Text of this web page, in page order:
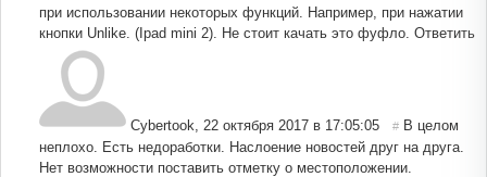
при использовании некоторых функций. Например, при нажатии
кнопки Unlike. (Ipad mini 2). Не стоит качать это фуфло. Ответить
Cybertook 22 октября 2017 в 17:05:05 # В целом
неплохо. Есть недоработки. Наслоение новостей друг на друга.
Нет возможности поставить отметку о местоположении.